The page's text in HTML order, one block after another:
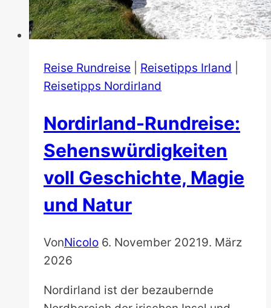
Reise Rundreise Reisetipps Irland
Reisetipps Nordirland
Nordirland-Rundreise:
Sehenswürdigkeiten
voll Geschichte, Magie
und Natur
VonNicolo 6. November 20219. März
2026
Nordirland ist der bezaubernde